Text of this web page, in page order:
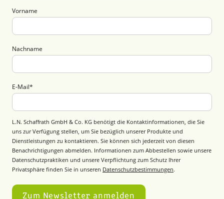
Vorname
Nachname
E-Mail*
L.N. Schaffrath GmbH & Co. KG benötigt die Kontaktinformationen, die Sie
uns zur Verfügung stellen, um Sie bezüglich unserer Produkte und
Dienstleistungen zu kontaktieren. Sie können sich jederzeit von diesen
Benachrichtigungen abmelden. Informationen zum Abbestellen sowie unsere
Datenschutzpraktiken und unsere Verpflichtung zum Schutz Ihrer
Privatsphäre finden Sie in unseren Datenschutzbestimmungen.